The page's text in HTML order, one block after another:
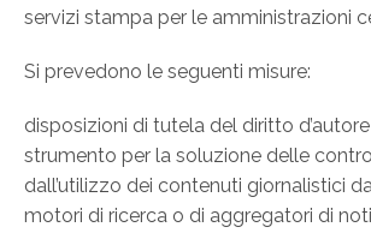
servizi stampa per le amministrazioni
Si prevedono le seguenti misure:
disposizioni di tutela del diritto
strumento per la soluzione delle
dall’utilizzo dei contenuti giornalistici
motori di ricerca o di aggregatori di